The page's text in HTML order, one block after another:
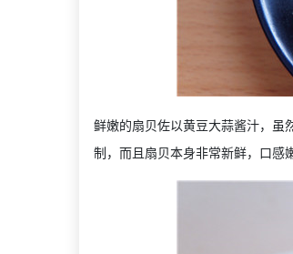
鲜嫩的扇贝佐以黄豆大蒜酱汁，虽
制，而且扇贝本身非常新鲜，口感